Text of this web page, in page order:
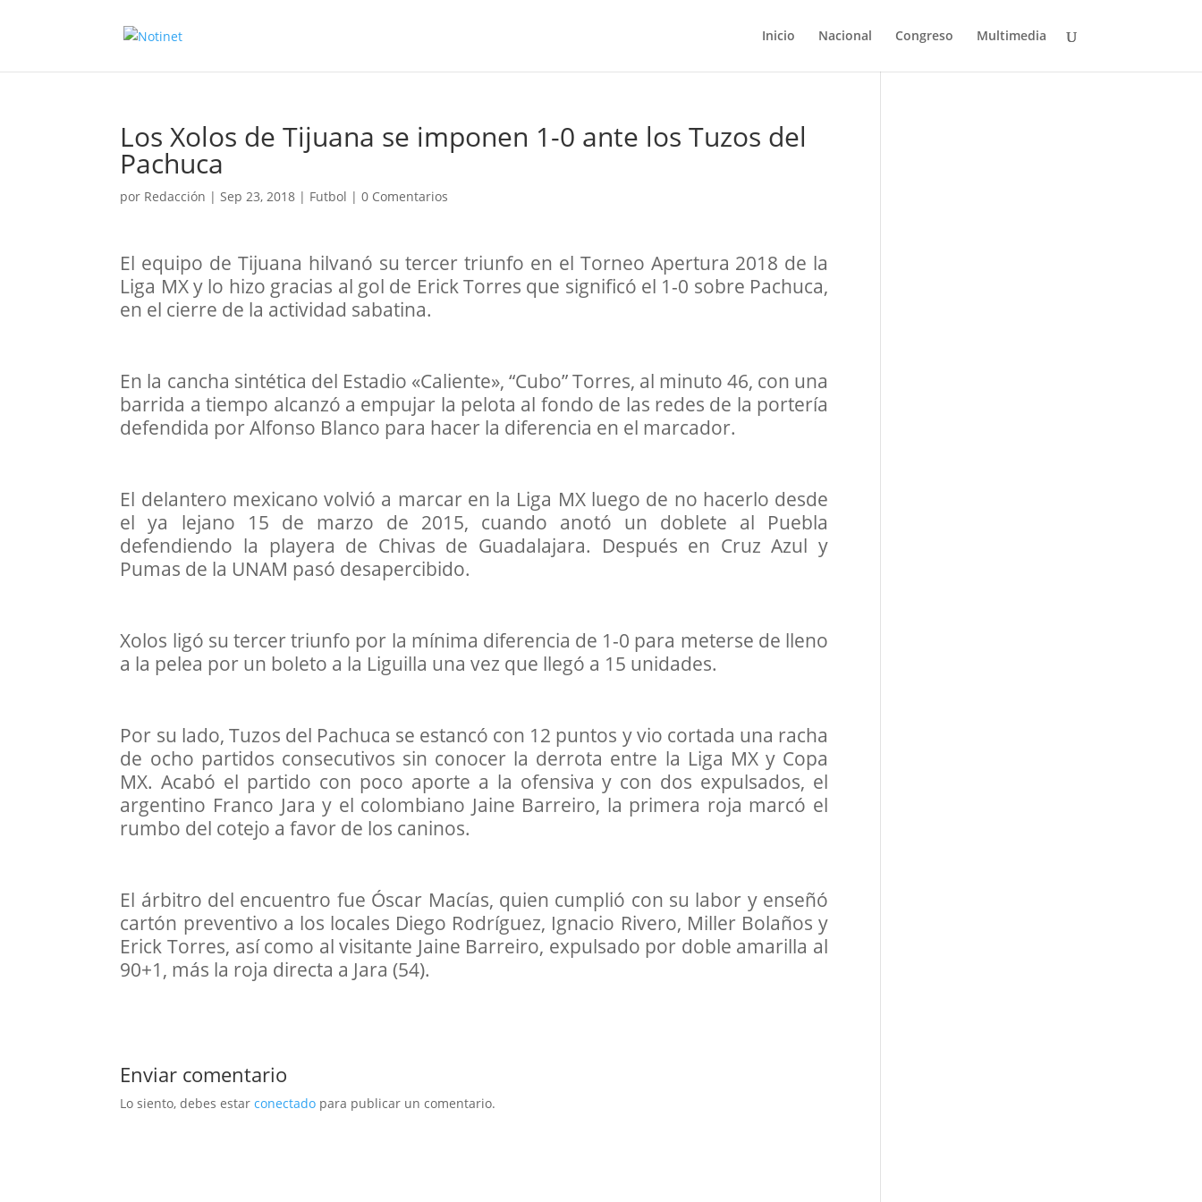
Inicio Nacional Congreso Multimedia
Los Xolos de Tijuana se imponen 1-0 ante los Tuzos del
Pachuca
por Redacción |Sep 23, 2018 | Futbol |0 Comentarios
El equipo de Tijuana hilvanó su tercer triunfo en el Torneo Apertura 2018 de la
Liga MX y lo hizo gracias al gol de Erick Torres que significó el 1-0 sobre Pachuca,
en el cierre de la actividad sabatina.
En la cancha sintética del Estadio «Caliente», “Cubo” Torres, al minuto 46, con una
barrida a tiempo alcanzó a empujar la pelota al fondo de las redes de la portería
defendida por Alfonso Blanco para hacer la diferencia en el marcador.
El delantero mexicano volvió a marcar en la Liga MX luego de no hacerlo desde
el ya lejano 15 de marzo de 2015, cuando anotó un doblete al Puebla
defendiendo la playera de Chivas de Guadalajara. Después en Cruz Azul y
Pumas de la UNAM pasó desapercibido.
Xolos ligó su tercer triunfo por la mínima diferencia de 1-0 para meterse de lleno
a la pelea por un boleto a la Liguilla una vez que llegó a 15 unidades.
Por su lado, Tuzos del Pachuca se estancó con 12 puntos y vio cortada una racha
de ocho partidos consecutivos sin conocer la derrota entre la Liga MX y Copa
MX. Acabó el partido con poco aporte a la ofensiva y con dos expulsados, el
argentino Franco Jara y el colombiano Jaine Barreiro, la primera roja marcó el
rumbo del cotejo a favor de los caninos.
El árbitro del encuentro fue Óscar Macías, quien cumplió con su labor y enseñó
cartón preventivo a los locales Diego Rodríguez, Ignacio Rivero, Miller Bolaños y
Erick Torres, así como al visitante Jaine Barreiro, expulsado por doble amarilla al
90+1, más la roja directa a Jara (54).
Enviar comentario
Lo siento, debes estarconectado para publicar un comentario.